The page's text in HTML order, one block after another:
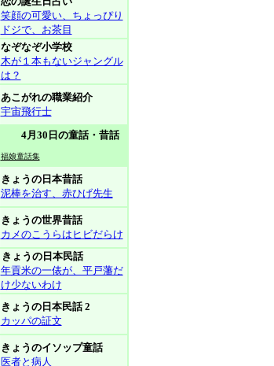
笑顔の可愛い、ちょっぴり
ドジで、お茶目
なぞなぞ小学校
木が１本もないジャングル
は？
あこがれの職業紹介
宇宙飛行士
4月30日の童話・昔話
福娘童話集
きょうの日本昔話
泥棒を治す、赤ひげ先生
きょうの世界昔話
カメのこうらはヒビだらけ
きょうの日本民話
年貢米の一俵が、平戸藩だ
け少ないわけ
きょうの日本民話 2
カッパの証文
きょうのイソップ童話
医者と病人